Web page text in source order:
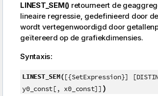
LINEST_SEM() retourneert de
lineaire regressie, gedefinieerd door
wordt vertegenwoordigd door
geïtereerd op de grafiekdimensies.
Syntaxis:
LINEST_SEM([{SetExpression}]
y0_const[, x0_const]] )